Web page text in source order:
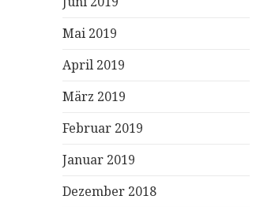
Mai 2019
April 2019
März 2019
Februar 2019
Januar 2019
Dezember 2018